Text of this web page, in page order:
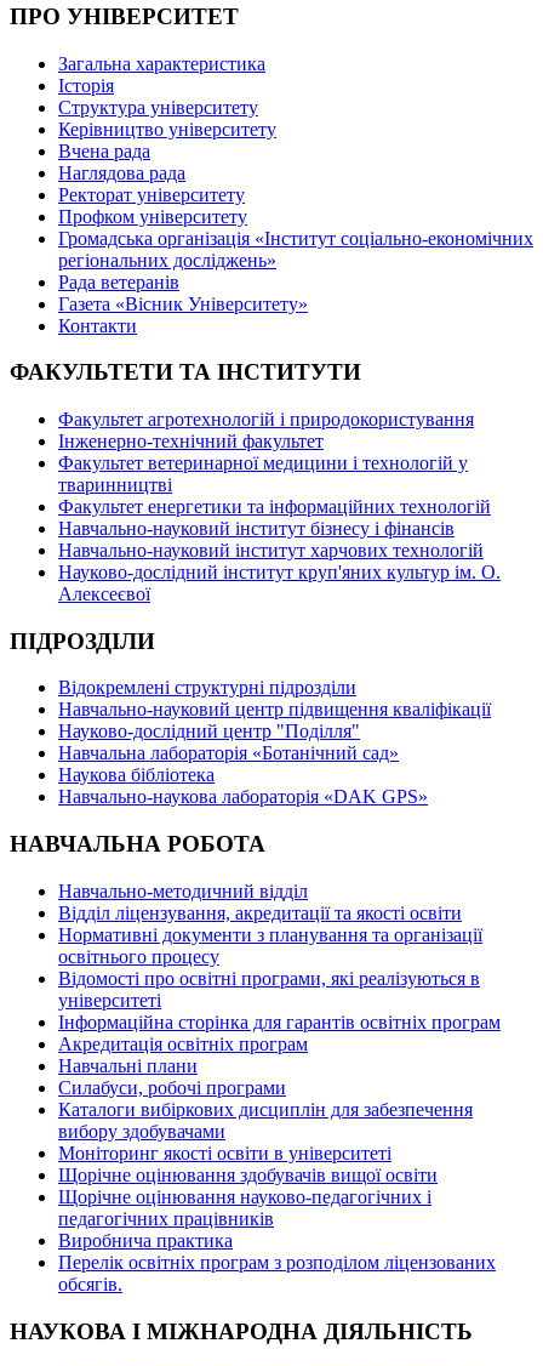
ПРО УНІВЕРСИТЕТ
Загальна характеристика
Історія
Структура університету
Керівництво університету
Вчена рада
Наглядова рада
Ректорат університету
Профком університету
Громадська організація «Інститут соціально-економічних
регіональних досліджень»
Рада ветеранів
Газета «Вісник Університету»
Контакти
ФАКУЛЬТЕТИ ТА ІНСТИТУТИ
Факультет агротехнологій і природокористування
Інженерно-технічний факультет
Факультет ветеринарної медицини і технологій у
тваринництві
Факультет енергетики та інформаційних технологій
Навчально-науковий інститут бізнесу і фінансів
Навчально-науковий інститут харчових технологій
Науково-дослідний інститут круп'яних культур ім. О.
Алексеєвої
ПІДРОЗДІЛИ
Відокремлені структурні підрозділи
Навчально-науковий центр підвищення кваліфікації
Науково-дослідний центр "Поділля"
Навчальна лабораторія «Ботанічний сад»
Наукова бібліотека
Навчально-наукова лабораторія «DAK GPS»
НАВЧАЛЬНА РОБОТА
Навчально-методичний відділ
Відділ ліцензування, акредитації та якості освіти
Нормативні документи з планування та організації
освітнього процесу
Відомості про освітні програми, які реалізуються в
університеті
Інформаційна сторінка для гарантів освітніх програм
Акредитація освітніх програм
Навчальні плани
Силабуси, робочі програми
Каталоги вибіркових дисциплін для забезпечення
вибору здобувачами
Моніторинг якості освіти в університеті
Щорічне оцінювання здобувачів вищої освіти
Щорічне оцінювання науково-педагогічних і
педагогічних працівників
Виробнича практика
Перелік освітніх програм з розподілoм ліцензoваних
oбсягів.
НАУКОВА І МІЖНАРОДНА ДІЯЛЬНІСТЬ